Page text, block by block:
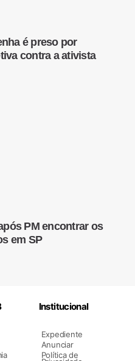
é preso por
contra a ativista
PM encontrar os
em SP
Institucional
Expediente
Anunciar
Política de